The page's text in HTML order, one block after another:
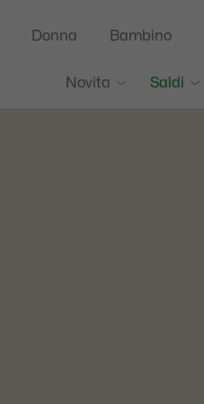
Novita Saldi
Donna Bambino